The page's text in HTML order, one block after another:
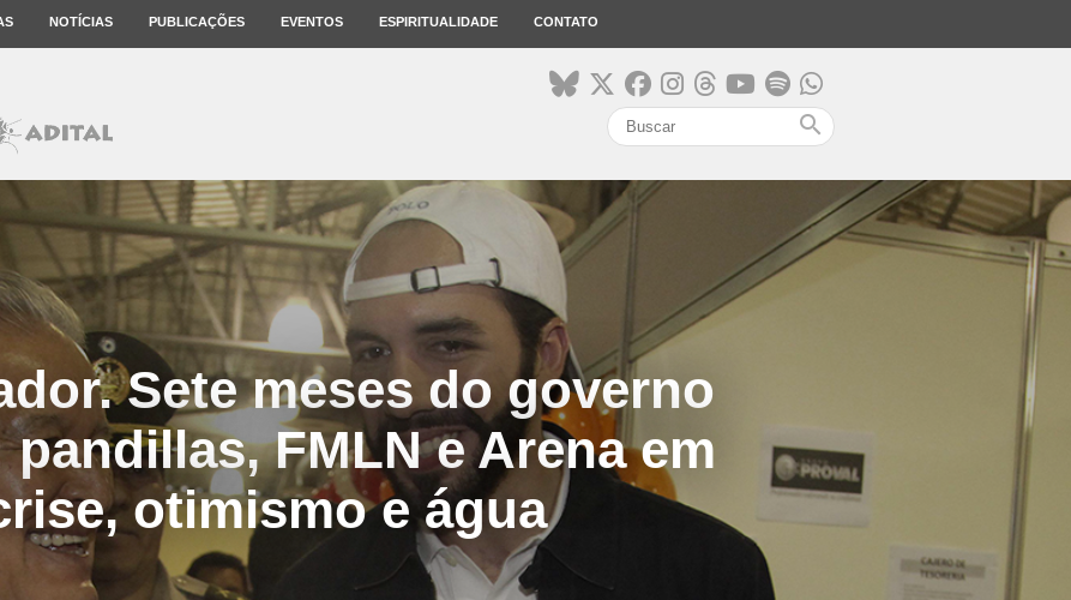
NOTÍCIAS PUBLICAÇÕES EVENTOS ESPIRITUALIDADE CONTATO
search
Sete meses do governo
FMLN e Arena em
otimismo e água